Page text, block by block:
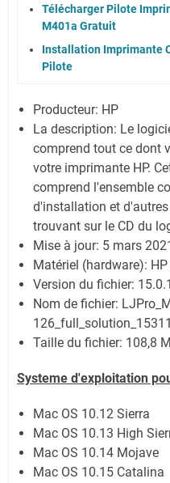
Télécharger Pilote
M401a Gratuit
Installation Imprimante
Pilote
Producteur: HP
La description: Le
comprend tout ce dont
votre imprimante HP.
comprend l'ensemble
d'installation et
trouvant sur le CD du
Mise à jour: 5 mars 2021
Matériel (hardware):
Version du fichier:
Nom de fichier:
Taille du fichier: 108,8
Systeme d'exploitation
Mac OS 10.12 Sierra
Mac OS 10.13 High
Mac OS 10.14 Mojave
Mac OS 10.15 Catalina